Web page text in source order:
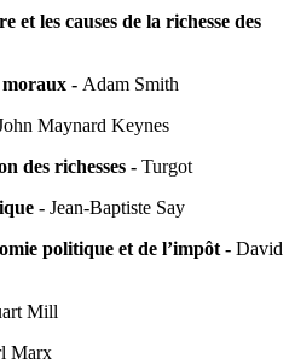
et les causes de la richesse des
moraux - Adam Smith
Maynard Keynes
des richesses - Turgot
- Jean-Baptiste Say
politique et de l’impôt - David
Mill
Marx